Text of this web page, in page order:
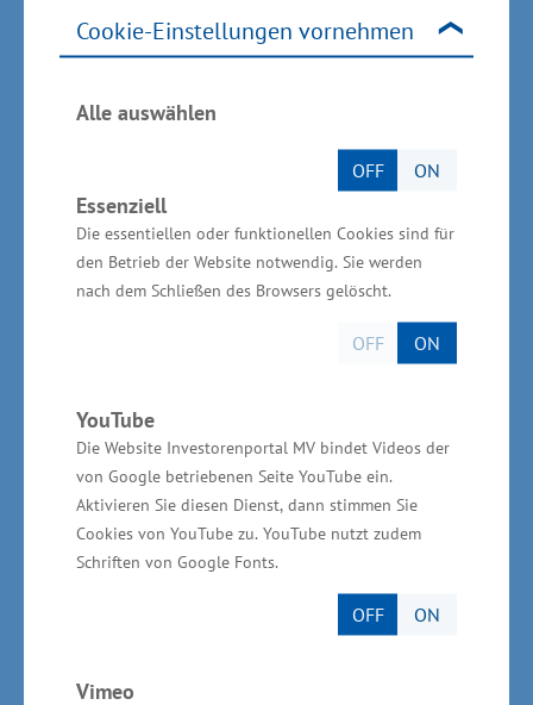
Cookie-Einstellungen vornehmen
Alle auswählen
OFF ON
Essenziell
Die essentiellen oder funktionellen Cookies sind für
den Betrieb der Website notwendig. Sie werden
nach dem Schließen des Browsers gelöscht.
OFF ON
YouTube
Die Website Investorenportal MV bindet Videos der
von Google betriebenen Seite YouTube ein.
Aktivieren Sie diesen Dienst, dann stimmen Sie
Cookies von YouTube zu. YouTube nutzt zudem
Schriften von Google Fonts.
OFF ON
Vimeo
„Die maritime Industrie ist mit ihren Werften
einschließlich der Meeres- und Offshore-Technik
ein wichtiger industrieller Kern und von hoher
strategischer Bedeutung. Die Branche leistet
einen zentralen Beitrag für die Energiewende,
für die Nutzung der Offshore-Windenergie und
für nachhaltigen Klimaschutz. Dafür brauchen
wir gut ausgebildete Fachkräfte und engagierte
junge Menschen, die einen Ausbildungsplatz in
Die jährliche stattfindende Messe wird getragen
und organisiert vom JOBFACTORY e. V.. Die
Mitglieder des Vereins (u.a. BA Rostock, HWK
OMV, Ostseezeitung, Uni Rostock, WIRO,
DEHOGA und IHK Rostock) sind Unternehmen
und Privatpersonen aus Mecklenburg-
Vorpommern, die seit vielen Jahren als